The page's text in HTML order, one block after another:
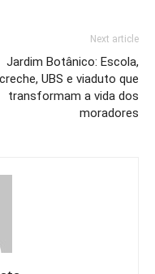
Next article
Jardim Botânico: Escola,
creche, UBS e viaduto que
transformam a vida dos
moradores